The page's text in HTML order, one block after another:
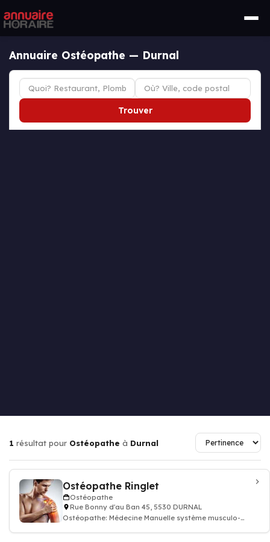
Annuaire Ostéopathe — Durnal
Trouver
1 résultat pour Ostéopathe à Durnal
Ostéopathe Ringlet
Ostéopathe
Rue Bonny d'au Ban 45, 5530 DURNAL
Ostéopathe: Médecine Manuelle système musculo-